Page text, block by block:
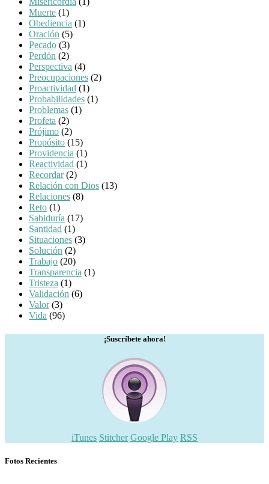
Muerte (1)
Obediencia (1)
Oración (5)
Pecado (3)
Perdón (2)
Perspectiva (4)
Preocupaciones (2)
Proactividad (1)
Probabilidades (1)
Problemas (1)
Profeta (2)
Prójimo (2)
Propósito (15)
Providencia (1)
Reactividad (1)
Recordar(2)
Relación con Dios (13)
Relaciones (8)
Reto (1)
Sabiduría (17)
Santidad (1)
Situaciones (3)
Solución (2)
Trabajo (20)
Transparencia (1)
Tristeza (1)
Validación (6)
Valor(3)
Vida (96)
¡Suscríbete ahora!
iTunes Stitcher Google Play RSS
Fotos Recientes